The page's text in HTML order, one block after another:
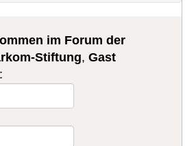
im Forum der
Stiftung,Gast